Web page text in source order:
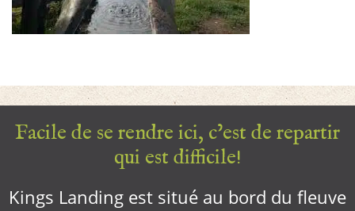
Facile de se rendre ici, c’est de repartir
qui est difficile!
Kings Landing est situé au bord du fleuve